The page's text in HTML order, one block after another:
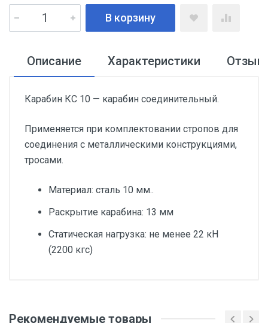
В корзину
Описание Характеристики
Карабин КС 10 — карабин соединительный.
Применяется при комплектовании стропов для
соединения с металлическими конструкциями,
тросами.
Материал: сталь 10 мм..
Раскрытие карабина: 13 мм
Статическая нагрузка: не менее 22 кН
(2200 кгс)
Статическая разрывная нагрузка
Рекомендуемые товары